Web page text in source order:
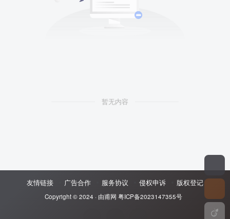
暂无内容
友情链接 广告合作 服务协议 侵权申诉 版权登记
Copyright © 2024 · 由甫网 粤ICP备2023147355号